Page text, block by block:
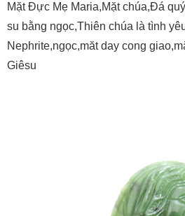
Mặt Đực Mẹ Maria,Mặt chúa,Đá
su bằng ngọc,Thiên chúa là tình
Nephrite,ngọc,măt day cong
Giêsu